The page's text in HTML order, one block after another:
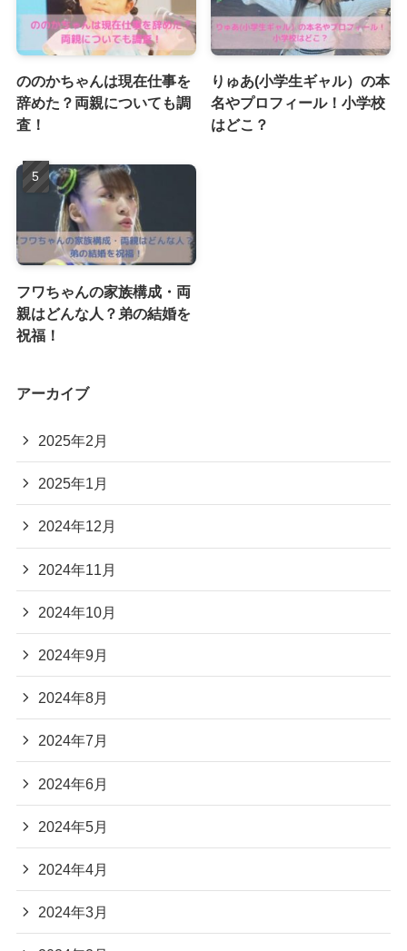
ののかちゃんは現在仕事を
辞めた？両親についても調
査！
りゅあ(小学生ギャル）の本
名やプロフィール！小学校
はどこ？
フワちゃんの家族構成・両
親はどんな人？弟の結婚を
祝福！
アーカイブ
2025年2月
2025年1月
2024年12月
2024年11月
2024年10月
2024年9月
2024年8月
2024年7月
2024年6月
2024年5月
2024年4月
2024年3月